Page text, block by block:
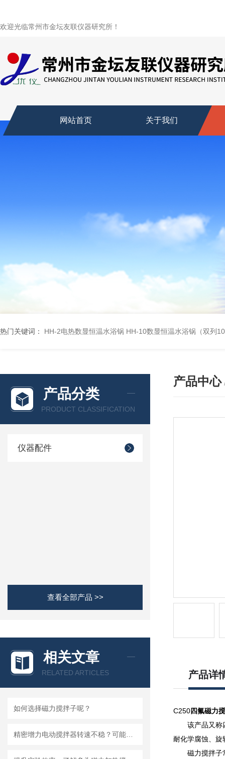
欢迎光临常州市金坛友联仪器研究所！
网站首页 关于我们
热门关键词： HH-2电热数显恒温水浴锅 HH-10数显恒温水浴锅（双列
产品分类
PRODUCT CLASSIFICATION
仪器配件
查看全部产品 >>
相关文章
RELATED ARTICLES
如何选择磁力搅拌子呢？
产品中心
产品详
C250四氟磁力
该产品又称
耐化学腐蚀、旋
磁力搅拌子